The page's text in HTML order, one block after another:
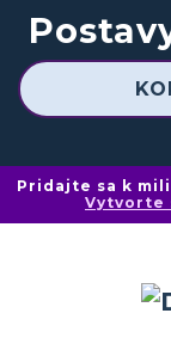
Pridajte sa k
Vytvorte